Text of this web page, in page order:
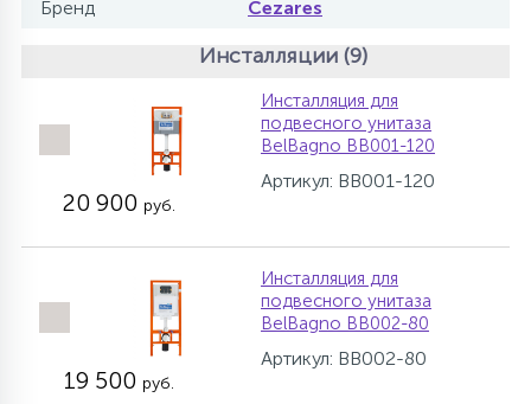
Бренд Cezares
Инсталляции (9)
Инсталляция для
подвесного унитаза
BelBagno BB001-120
Артикул: BB001-120
20 900 руб.
Инсталляция для
подвесного унитаза
BelBagno BB002-80
Артикул: BB002-80
19 500 руб.